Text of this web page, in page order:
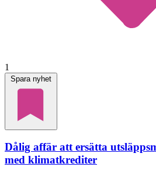
1
Spara nyhet
Dålig affär att ersätta
med klimatkrediter